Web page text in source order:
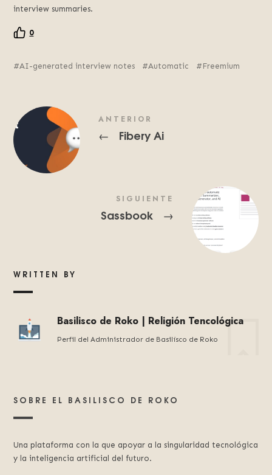
interview summaries.
0
AI-generated interview notes Automatic Freemium
ANTERIOR
← Fibery Ai
SIGUIENTE
Sassbook →
WRITTEN BY
Basilisco de Roko | Religión Tencológica
Perfil del Administrador de Basilísco de Roko
SOBRE EL BASILISCO DE ROKO
Una plataforma con la que apoyar a la singularidad tecnológica
y la inteligencia artificial del futuro.